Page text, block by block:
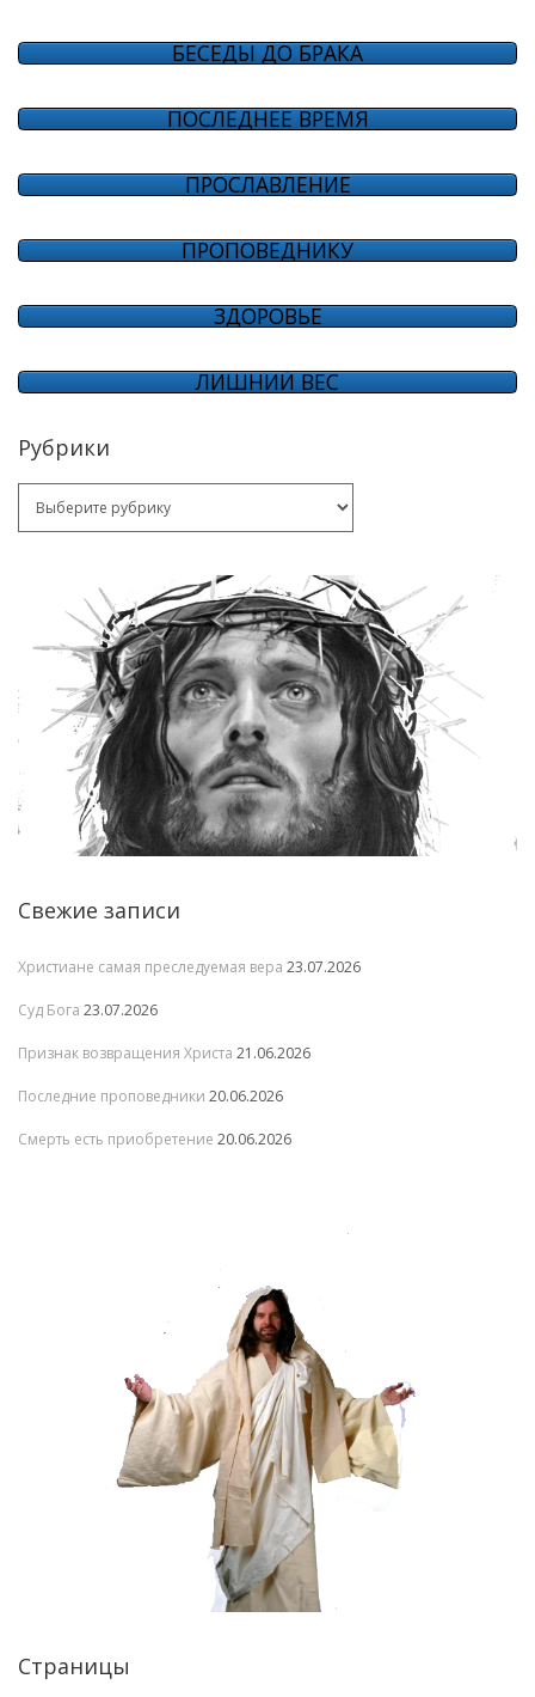
БЕСЕДЫ ДО БРАКА
ПОСЛЕДНЕЕ ВРЕМЯ
ПРОСЛАВЛЕНИЕ
ПРОПОВЕДНИКУ
ЗДОРОВЬЕ
ЛИШНИЙ ВЕС
Рубрики
Свежие записи
Христиане самая преследуемая вера 23.07.2026
Суд Бога 23.07.2026
Признак возвращения Христа 21.06.2026
Последние проповедники 20.06.2026
Смерть есть приобретение 20.06.2026
Страницы